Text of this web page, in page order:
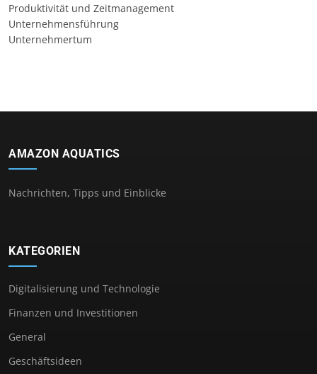
Produktivität und Zeitmanagement
Unternehmensführung
Unternehmertum
AMAZON AQUATICS
Nachrichten, Tipps und Einblicke
KATEGORIEN
Digitalisierung und Technologie
Finanzen und Investitionen
General
Geschäftsideen